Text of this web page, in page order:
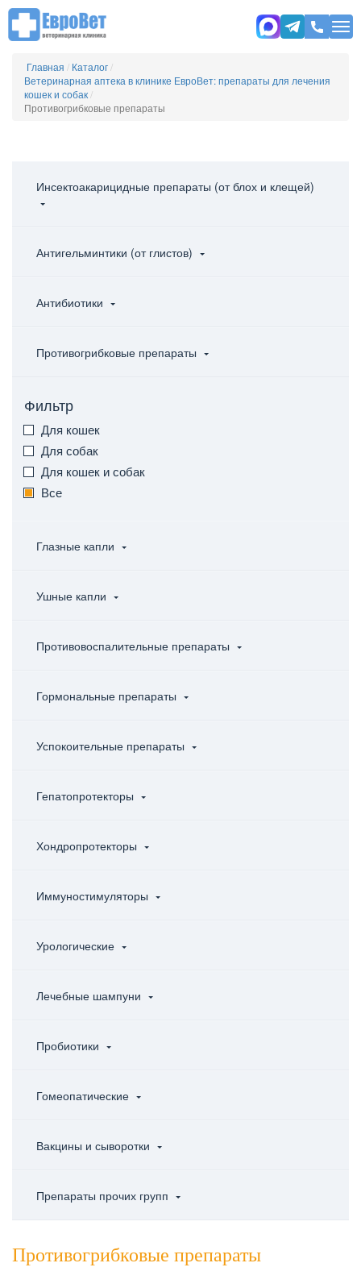
Главная / Каталог/
Ветеринарная аптека в клинике ЕвроВет: препараты для лечения
кошек и собак/
Противогрибковые препараты
Инсектоакарицидные препараты (от блох и клещей)
Антигельминтики (от глистов)
Антибиотики
Противогрибковые препараты
Фильтр
Для кошек
Для собак
Для кошек и собак
Все
Глазные капли
Ушные капли
Противовоспалительные препараты
Гормональные препараты
Успокоительные препараты
Гепатопротекторы
Хондропротекторы
Иммуностимуляторы
Урологические
Лечебные шампуни
Пробиотики
Гомеопатические
Вакцины и сыворотки
Препараты прочих групп
Противогрибковые препараты